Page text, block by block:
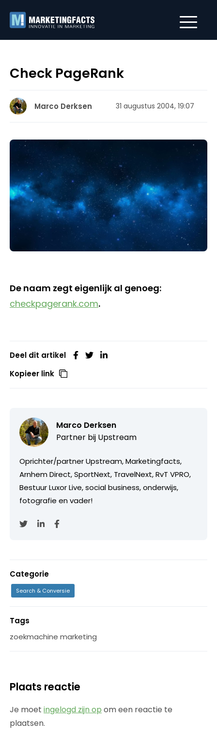
Check PageRank
Marco Derksen 31 augustus 2004, 19:07
De naam zegt eigenlijk al genoeg:
checkpagerank.com.
Deel dit artikel
Kopieer link
Marco Derksen
Partner bij Upstream
Oprichter/partner Upstream, Marketingfacts,
Arnhem Direct, SportNext, TravelNext, RvT VPRO,
Bestuur Luxor Live, social business, onderwijs,
fotografie en vader!
Categorie
Search & Conversie
Tags
zoekmachine marketing
Plaats reactie
Je moet ingelogd zijn op om een reactie te
plaatsen.